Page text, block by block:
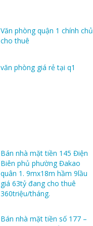
Văn phòng quận 1 chính chủ
cho thuê
văn phòng giá rẻ tại q1
Bán nhà mặt tiền 145 Điện
Biên phủ phường Đakao
quân 1. 9mx18m hầm 9lầu
giá 63tỷ đang cho thuê
360triệu/tháng.
Bán nhà mặt tiền số 177 –